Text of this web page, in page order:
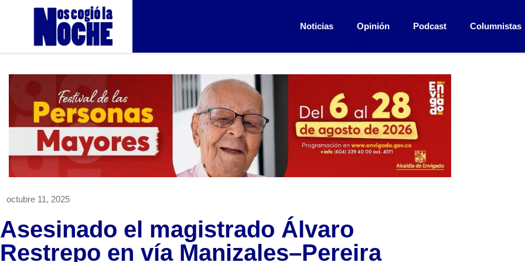
Noticias Opinión Podcast Columnistas
octubre 11, 2025
Asesinado el magistrado Álvaro
Restrepo en vía Manizales–Pereira